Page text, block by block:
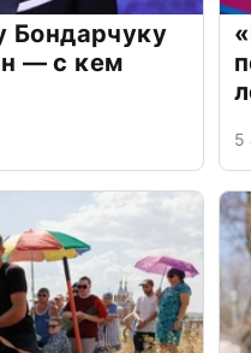
Бондарчуку
— с кем
5